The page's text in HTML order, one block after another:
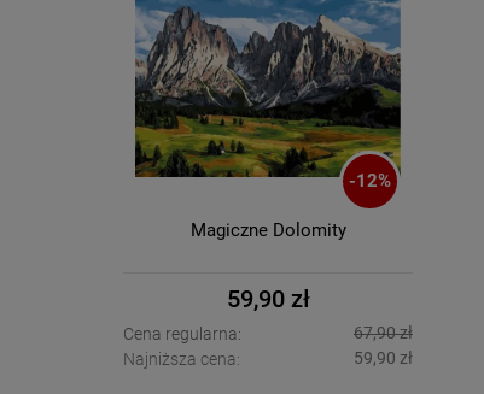
-12%
Magiczne Dolomity
59,90 zł
Cena regularna:
67,90 zł
Najniższa cena:
59,90 zł